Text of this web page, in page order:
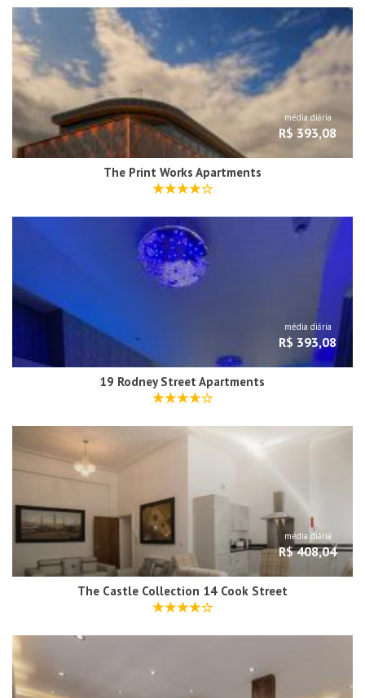
média diária
R$ 393,08
The Print Works Apartments
média diária
R$ 393,08
19 Rodney Street Apartments
média diária
R$ 408,04
The Castle Collection 14 Cook Street